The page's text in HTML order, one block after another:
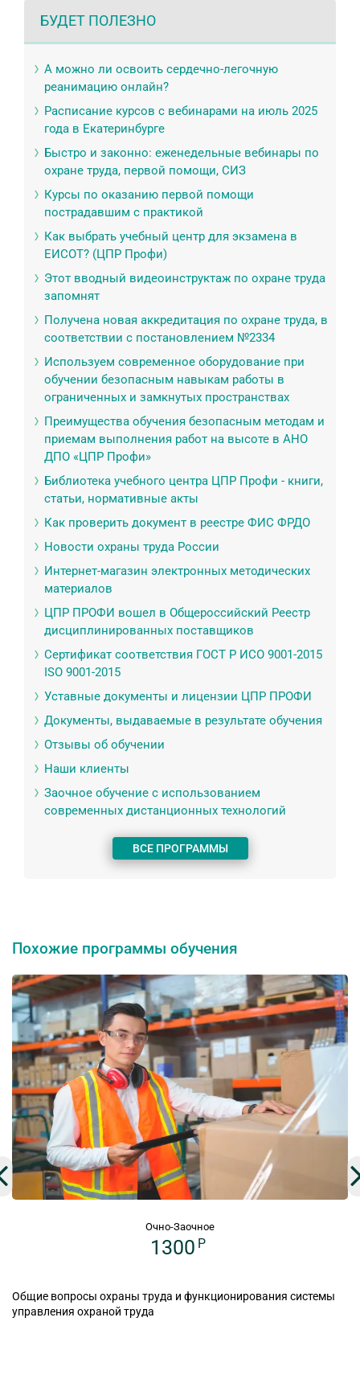
БУДЕТ ПОЛЕЗНО
А можно ли освоить сердечно-легочную
реанимацию онлайн?
Расписание курсов с вебинарами на июль 2025
года в Екатеринбурге
Быстро и законно: еженедельные вебинары по
охране труда, первой помощи, СИЗ
Курсы по оказанию первой помощи
пострадавшим с практикой
Как выбрать учебный центр для экзамена в
ЕИСОТ? (ЦПР Профи)
Этот вводный видеоинструктаж по охране труда
запомнят
Получена новая аккредитация по охране труда, в
соответствии с постановлением №2334
Используем современное оборудование при
обучении безопасным навыкам работы в
ограниченных и замкнутых пространствах
Преимущества обучения безопасным методам и
приемам выполнения работ на высоте в АНО
ДПО «ЦПР Профи»
Библиотека учебного центра ЦПР Профи - книги,
статьи, нормативные акты
Как проверить документ в реестре ФИС ФРДО
Новости охраны труда России
Интернет-магазин электронных методических
материалов
ЦПР ПРОФИ вошел в Общероссийский Реестр
дисциплинированных поставщиков
Сертификат соответствия ГОСТ Р ИСО 9001-2015
ISO 9001-2015
Уставные документы и лицензии ЦПР ПРОФИ
Документы, выдаваемые в результате обучения
Отзывы об обучении
Наши клиенты
Заочное обучение с использованием
современных дистанционных технологий
ВСЕ ПРОГРАММЫ
Похожие программы обучения
Очно-Заочное
1300 P
Общие вопросы охраны труда и функционирования системы
управления охраной труда